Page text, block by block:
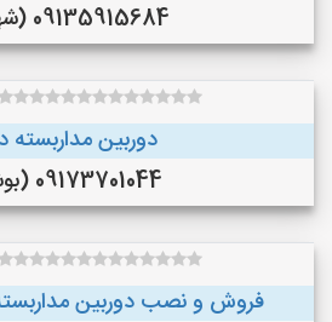
09135915684 (شهرکرد)
دوربین مداربسته
09173701044 (بوشهر)
فروش و نصب دوربین